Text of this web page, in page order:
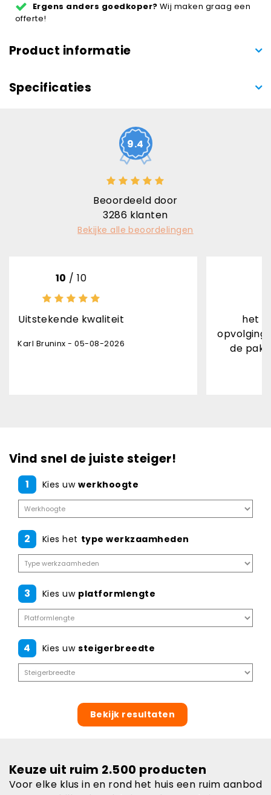
Ergens anders goedkoper? Wij maken graag een
offerte!
Product informatie
Specificaties
9.4
Beoordeeld door
3286 klanten
Bekijke alle beoordelingen
kwaliteit
08-2026
het product is top
opvolging levering
de pakjesdienst
Vind snel de juiste steiger!
1 Kies uw werkhoogte
2 Kies het type werkzaamheden
3 Kies uw platformlengte
4 Kies uw steigerbreedte
Bekijk resultaten
Keuze uit ruim 2.500 producten
Voor elke klus in en rond het huis een ruim aanbod